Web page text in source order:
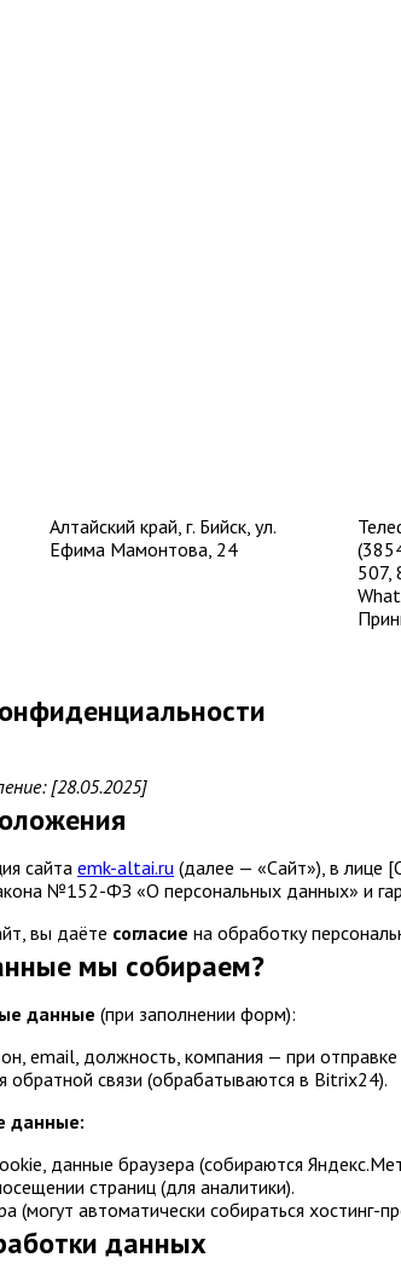
Алтайский край, г. Бийск, ул.
Ефима Мамонтова, 24
507,
[28.05.2025]
сайта emk-altai.ru (далее — «Сайт»), в лице
№152-ФЗ «О персональных данных» и
вы даёте согласие на обработку
мы собираем?
данные (при заполнении форм):
email, должность, компания — при
обратной связи (обрабатываются в Bitrix24).
данные:
данные браузера (собираются
страниц (для аналитики).
(могут автоматически собираться хостинг-
данных